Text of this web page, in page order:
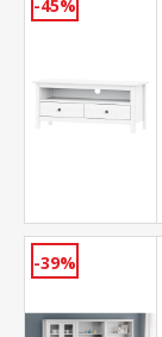
-45%
-39%